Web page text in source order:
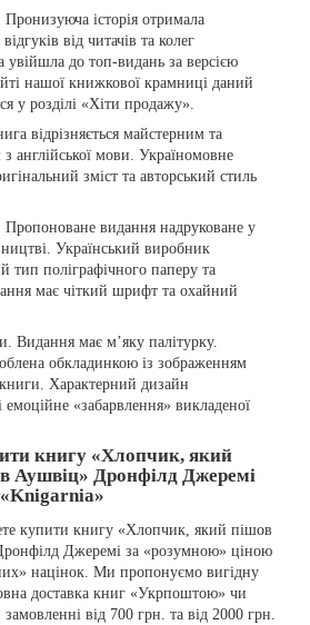
Пронизуюча історія отримала
від читачів та колег
до топ-видань за версією
нашої книжкової крамниці даний
у розділі «Хіти продажу».
відрізняється майстерним та
англійської мови. Україномовне
зміст та авторський стиль
видання надруковане у
Український виробник
тип поліграфічного паперу та
має чіткий шрифт та охайний
Видання має м’яку палітурку.
обкладинкою із зображенням
Характерний дизайн
емоційне «забарвлення» викладеної
книгу «Хлопчик, який
Аушвіц» Дронфілд Джеремі
«Knigarnia»
купити книгу «Хлопчик, який пішов
Джеремі за «розумною» ціною
націнок. Ми пропонуємо вигідну
доставка книг «Укрпоштою» чи
від 700 грн. та від 2000 грн.